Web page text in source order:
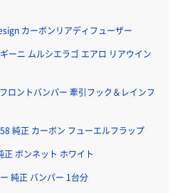
カーボンリアディフューザー
ーニ ムルシエラゴ エアロ リアウイン
ロントバンパー 牽引フック＆レインフ
純正 カーボン フューエルフラップ
正 ボンネット ホワイト
純正 バンパー 1台分